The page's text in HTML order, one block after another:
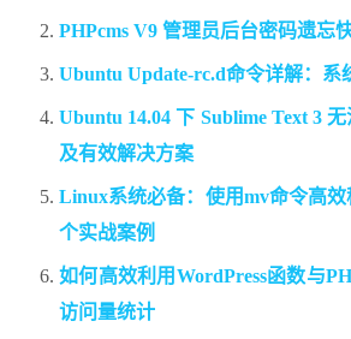
PHPcms V9 管理员后台密码遗忘
Ubuntu Update-rc.d命令详解：系
Ubuntu 14.04 下 Sublime Text 3
及有效解决方案
Linux系统必备：使用mv命令高
个实战案例
如何高效利用WordPress函数与
访问量统计